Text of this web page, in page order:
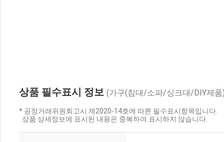
상품 필수표시 정보 (가구(침대/소파/싱크대/DIY제품
* 공정거래위원회고시 제2020-14호에 따른 필수표시항목입니다.
상품 상세정보에 표시된 내용은 중복하여 표시하지 않습니다.